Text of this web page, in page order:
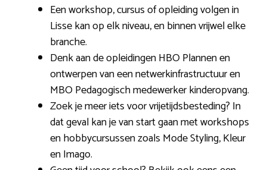
Een workshop, cursus of opleiding volgen in
Lisse kan op elk niveau, en binnen vrijwel elke
branche.
Denk aan de opleidingen HBO Plannen en
ontwerpen van een netwerkinfrastructuur en
MBO Pedagogisch medewerker kinderopvang.
Zoek je meer iets voor vrijetijdsbesteding? In
dat geval kan je van start gaan met workshops
en hobbycursussen zoals Mode Styling, Kleur
en Imago.